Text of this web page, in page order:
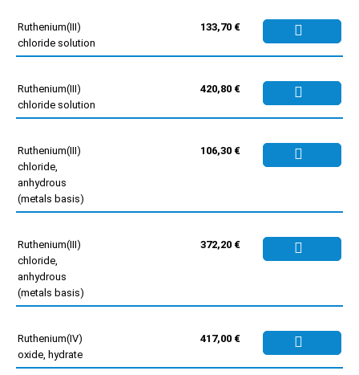
Ruthenium(III)
chloride solution
133,70 €
Ruthenium(III)
chloride solution
420,80 €
Ruthenium(III)
chloride,
anhydrous
(metals basis)
106,30 €
Ruthenium(III)
chloride,
anhydrous
(metals basis)
372,20 €
Ruthenium(IV)
oxide, hydrate
417,00 €